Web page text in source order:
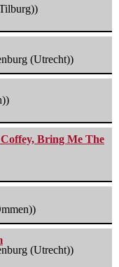
(Utrecht))
Bring Me The
(Utrecht))